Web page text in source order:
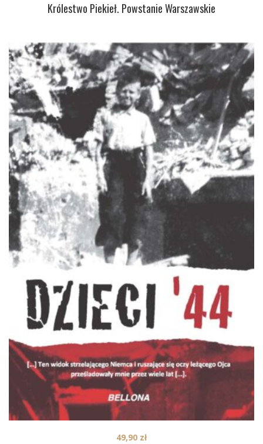
Królestwo Piekieł. Powstanie Warszawskie
49,90 zł